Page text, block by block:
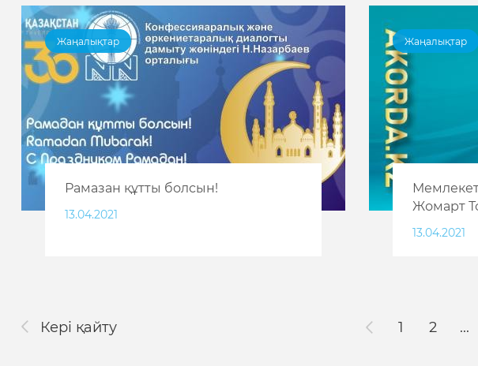
Жаңалықтар
Рамазан құтты болсын!
13.04.2021
Жаңалықтар
Жомарт
13.04.2021
Кері қайту 1 2 ...